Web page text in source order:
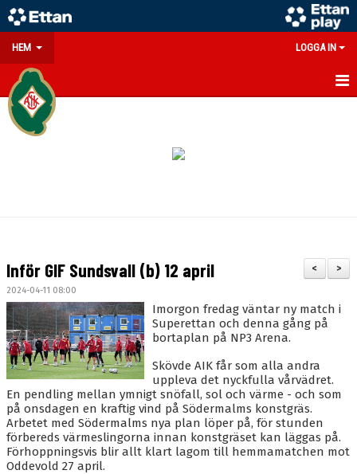
HEM LOGGA IN
GÅ PÅ MATCH
DOKUMENT
MEDLEMSINFO
BLI MEDLEM
KALENDER
VÅRA LAG/TRÄNARE
GAMLA AIK
>
<
Inför GIF Sundsvall (b) 12 april
2024-04-11 08:00
Imorgon fredag väntar ny match i
Superettan och denna gång på
bortaplan på NP3 Arena.
Skövde AIK får som alla andra
uppleva det nyckfulla vårvädret.
En pendling mellan ymnigt snöfall, sol och värme - och som
på onsdagen en kraftig vind på Södermalms konstgräs.
Arbetet med Södermalms nya plan löper på, för stunden
förbereds värmeslingorna innan konstgräset kan läggas på.
Förhoppningsvis blir allt klart lagom till hemmamatchen mot
Oddevold 27 april.